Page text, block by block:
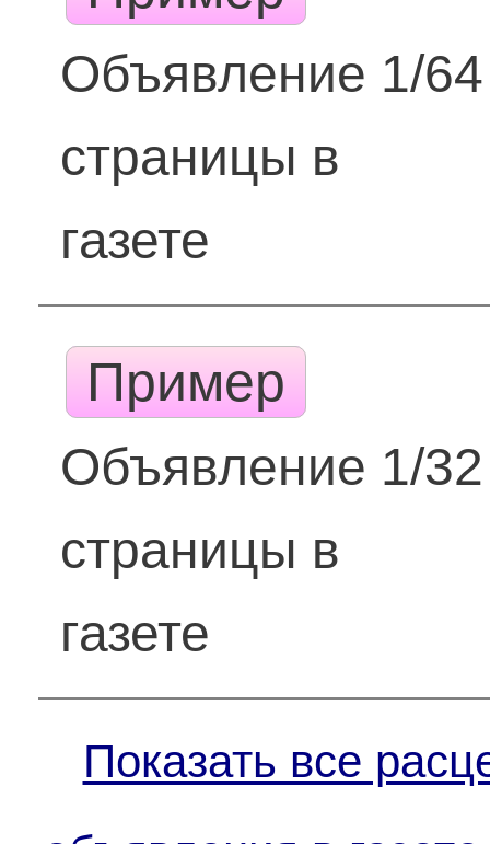
Объявление 1/64
страницы в
газете
Пример
Объявление 1/32
страницы в
газете
Показать все